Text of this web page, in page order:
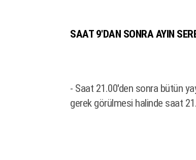
SAAT 9'DAN SONRA AYIN
- Saat 21.00'den sonra bütün
gerek görülmesi halinde saat